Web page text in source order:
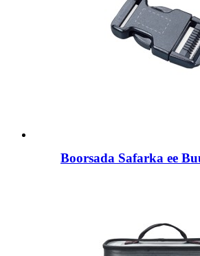
Boorsada Safarka ee